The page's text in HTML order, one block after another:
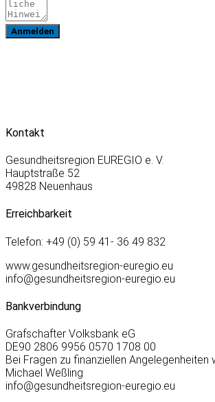
Anmelden
Kontakt
Gesundheitsregion EUREGIO e. V.
Hauptstraße 52
49828 Neuenhaus
Erreichbarkeit
Telefon: +49 (0) 59 41- 36 49 832
www.gesundheitsregion-euregio.eu
info@gesundheitsregion-euregio.eu
Bankverbindung
Grafschafter Volksbank eG
DE90 2806 9956 0570 1708 00
Bei Fragen zu finanziellen Angelegenheiten
Michael Weßling
info@gesundheitsregion-euregio.eu